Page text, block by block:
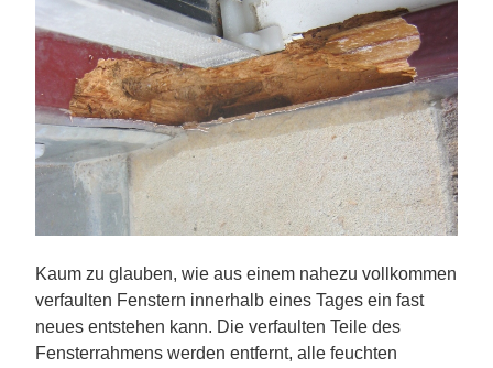
Kaum zu glauben, wie aus einem nahezu vollkommen
verfaulten Fenstern innerhalb eines Tages ein fast
neues entstehen kann. Die verfaulten Teile des
Fensterrahmens werden entfernt, alle feuchten